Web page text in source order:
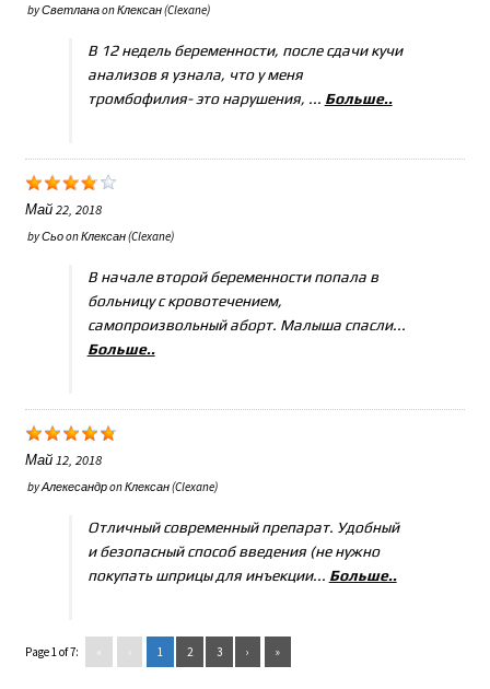
byСветланаonКлексан (Clexane)
В 12 недель беременности, после сдачи кучи
анализов я узнала, что у меня
тромбофилия- это нарушения, ... Больше..
Май 22, 2018
byСьоonКлексан (Clexane)
В начале второй беременности попала в
больницу с кровотечением,
самопроизвольный аборт. Малыша спасли...
Больше..
Май 12, 2018
byАлекесандрonКлексан (Clexane)
Отличный современный препарат. Удобный
и безопасный способ введения (не нужно
покупать шприцы для инъекции... Больше..
Page 1 of 7: ‹ 1 2 3 › »